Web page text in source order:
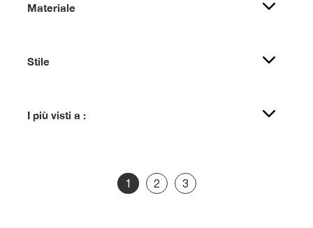
Materiale
Stile
I più visti a :
1 2 3